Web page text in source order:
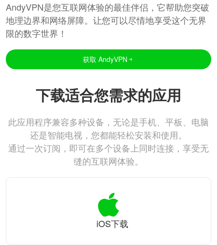
AndyVPN是您互联网体验的最佳伴侣，它帮助您突破
地理边界和网络屏障。让您可以尽情地享受这个无界
限的数字世界！
获取 AndyVPN
下载适合您需求的应用
此应用程序兼容多种设备，无论是手机、平板、电脑
还是智能电视，您都能轻松安装和使用。
通过一次订阅，即可在多个设备上同时连接，享受无
缝的互联网体验。
iOS下载